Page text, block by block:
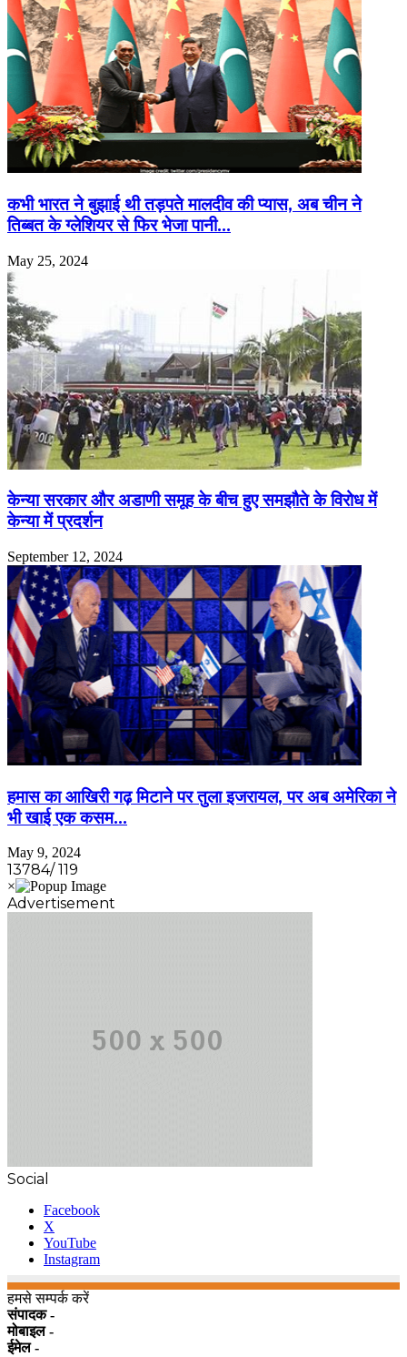
कभी भारत ने बुझाई थी तड़पते मालदीव की प्यास, अब चीन ने
तिब्बत के ग्लेशियर से फिर भेजा पानी…
May 25, 2024
केन्या सरकार और अडाणी समूह के बीच हुए समझौते के विरोध में
केन्या में प्रदर्शन
September 12, 2024
हमास का आखिरी गढ़ मिटाने पर तुला इजरायल, पर अब अमेरिका ने
भी खाई एक कसम…
May 9, 2024
13784/ 119
Advertisement
Social
Facebook
X
YouTube
Instagram
हमसे सम्पर्क करें
संपादक -
मोबाइल -
ईमेल -